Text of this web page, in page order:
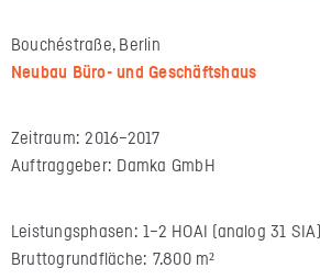
Bouchéstraße, Berlin
Neubau Büro- und Geschäftshaus
Zeitraum: 2016–2017
Auftraggeber: Damka GmbH
Leistungsphasen: 1–2 HOAI (analog 31 SIA)
Bruttogrundfläche: 7.800 m²